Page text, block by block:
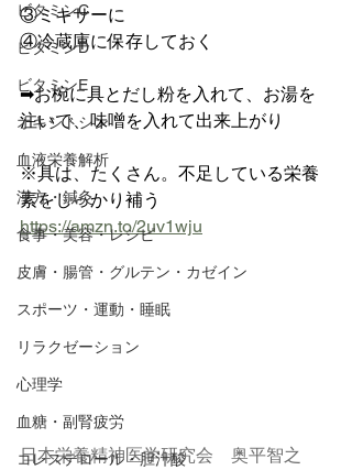
ビタミンC
ビタミンD
ビタミンE
オキシトシン
血液栄養解析
漢方・鍼灸
食事・美容・レシピ
皮膚・腸管・グルテン・カゼイン
スポーツ・運動・睡眠
リラクゼーション
心理学
血糖・副腎疲労
コレステロール・胆汁酸
③ミキサーに
④冷蔵庫に保存しておく
➡お椀に具とだし粉を入れて、お湯を
注いで、味噌を入れて出来上がり
※具は、たくさん。不足している栄養
素をしっかり補う
https://amzn.to/2uv1wju
日本栄養精神医学研究会　奥平智之